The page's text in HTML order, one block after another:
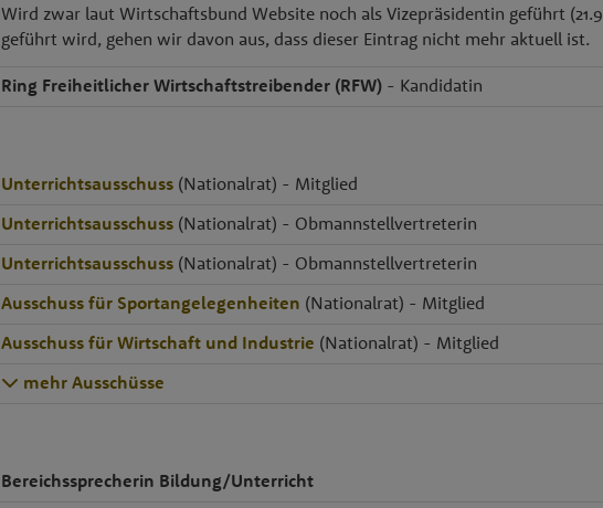
Wird zwar laut Wirtschaftsbund Website noch als Vizepräsidentin geführt
geführt wird, gehen wir davon aus, dass dieser Eintrag nicht mehr aktuell ist.
Ring Freiheitlicher Wirtschaftstreibender (RFW) - Kandidatin
Unterrichtsausschuss (Nationalrat) - Mitglied
Unterrichtsausschuss (Nationalrat) - Obmannstellvertreterin
Unterrichtsausschuss (Nationalrat) - Obmannstellvertreterin
Ausschuss für Sportangelegenheiten (Nationalrat) - Mitglied
Ausschuss für Wirtschaft und Industrie (Nationalrat) - Mitglied
mehr Ausschüsse
Bereichssprecherin Bildung/Unterricht